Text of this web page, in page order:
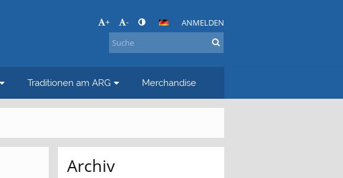
+ - ANMELDEN
Traditionen am ARG Merchandise
Archiv